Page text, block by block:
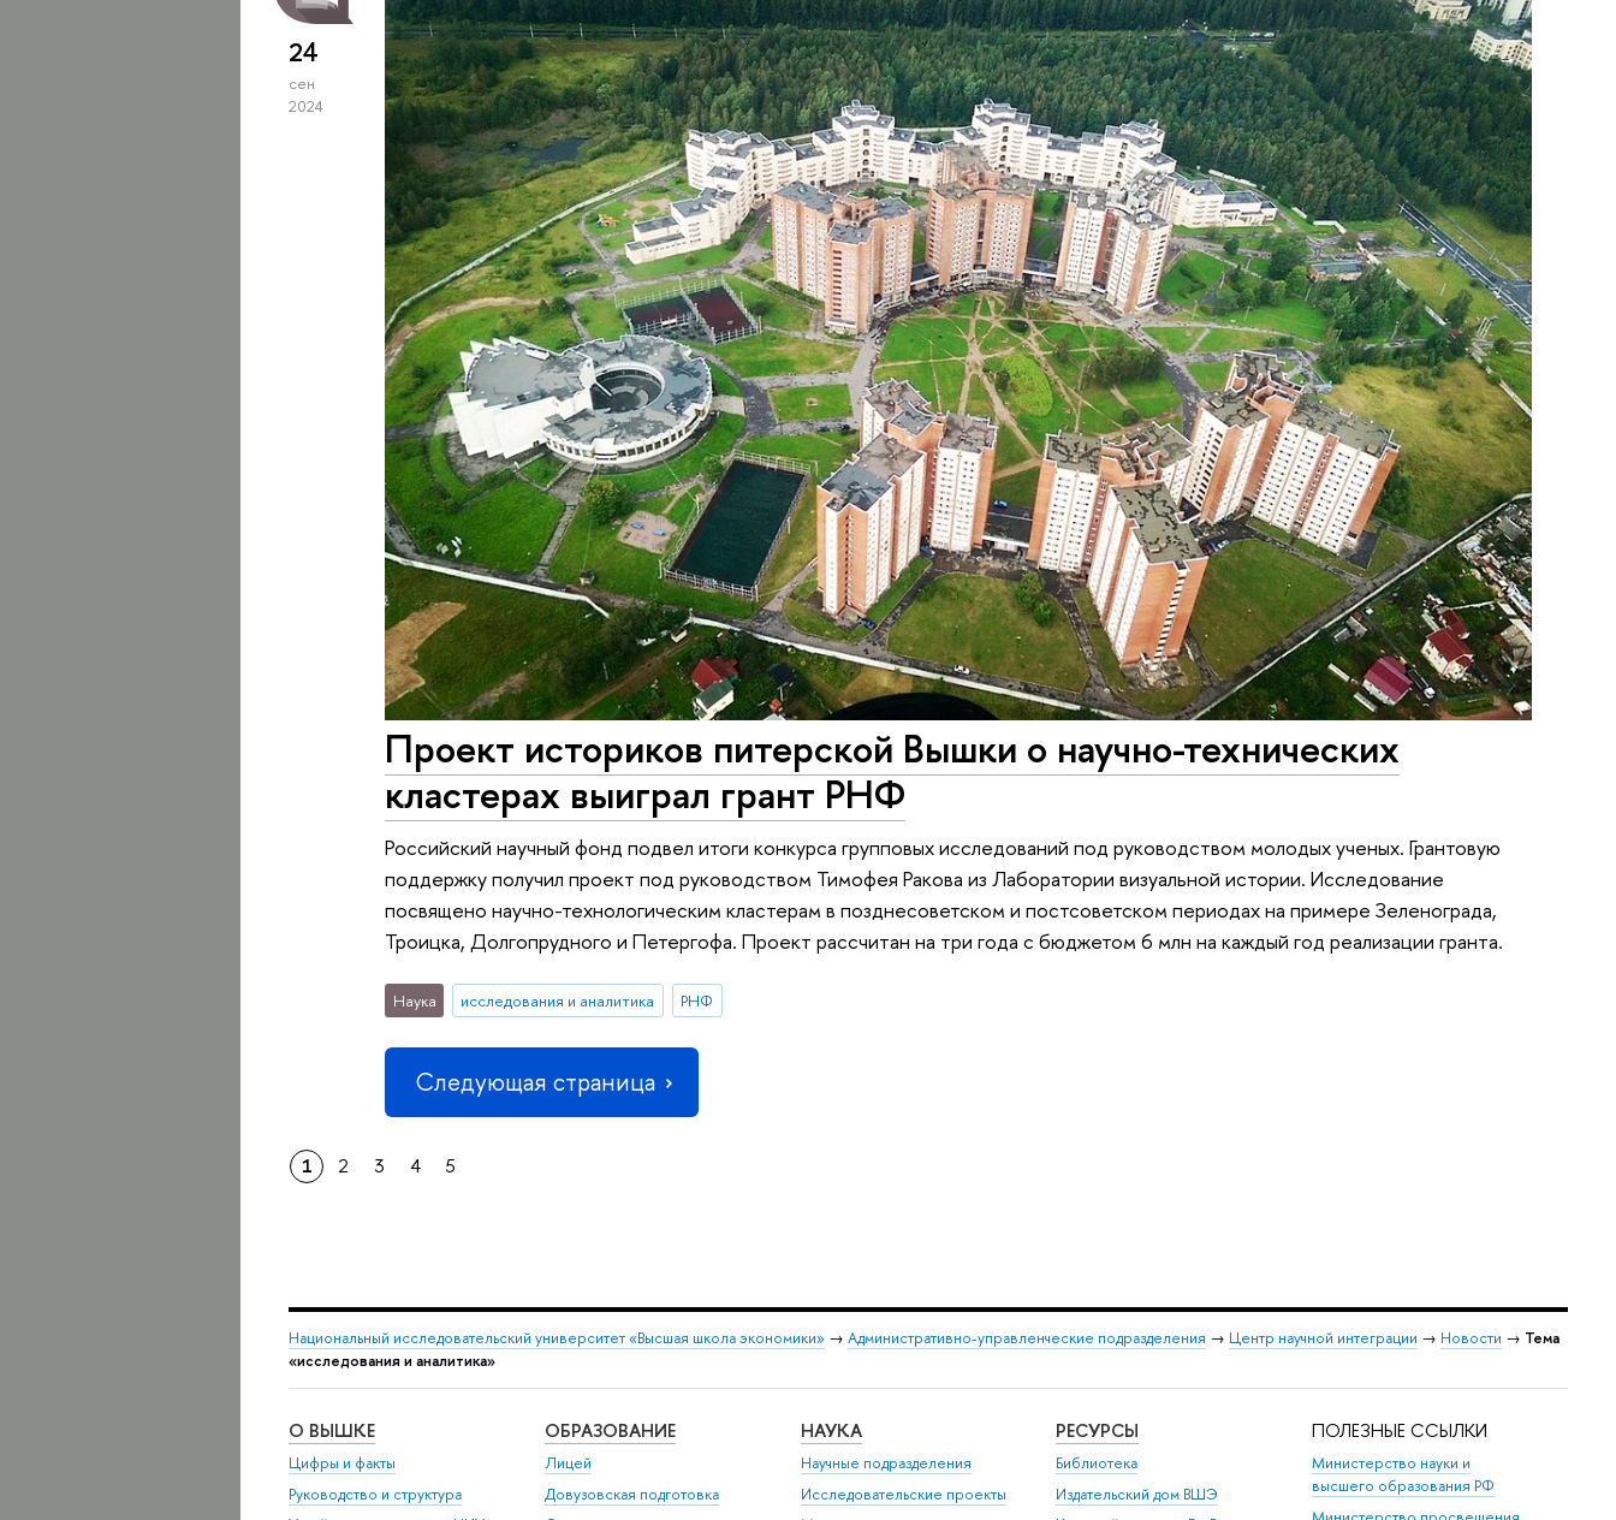
24
сен
2024
Проект историков питерской Вышки о научно-технических
кластерах выиграл грант РНФ
Российский научный фонд подвел итоги конкурса групповых исследований под руководством молодых ученых. Грантовую
поддержку получил проект под руководством Тимофея Ракова из Лаборатории визуальной истории. Исследование
посвящено научно-технологическим кластерам в позднесоветском и постсоветском периодах на примере Зеленограда,
Троицка, Долгопрудного и Петергофа. Проект рассчитан на три года с бюджетом 6 млн на каждый год реализации гранта.
Наука исследования и аналитика РНФ
Следующая страница
1 2 3 4 5
Национальный исследовательский университет «Высшая школа экономики» → Административно-управленческие подразделения → Центр научной интеграции → Новости → Тема
«исследования и аналитика»
О ВЫШКЕ
Цифры и факты
Руководство и структура
ОБРАЗОВАНИЕ
Лицей
Довузовская подготовка
НАУКА
Научные подразделения
Исследовательские проекты
РЕСУРСЫ
Библиотека
Издательский дом ВШЭ
ПОЛЕЗНЫЕ ССЫЛКИ
Министерство науки и
высшего образования РФ